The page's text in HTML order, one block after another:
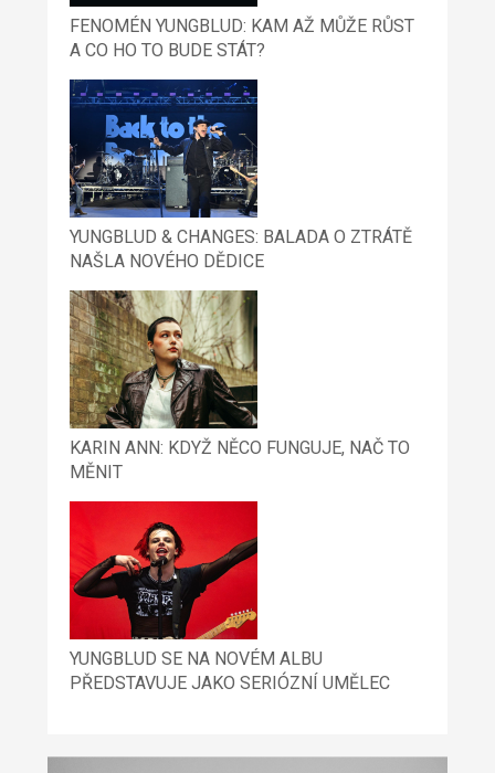
FENOMÉN YUNGBLUD: KAM AŽ MŮŽE RŮST
A CO HO TO BUDE STÁT?
YUNGBLUD & CHANGES: BALADA O ZTRÁTĚ
NAŠLA NOVÉHO DĚDICE
KARIN ANN: KDYŽ NĚCO FUNGUJE, NAČ TO
MĚNIT
YUNGBLUD SE NA NOVÉM ALBU
PŘEDSTAVUJE JAKO SERIÓZNÍ UMĚLEC